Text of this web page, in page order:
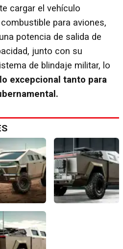
cargar el vehículo
para aviones,
potencia de salida de
junto con su
de blindaje militar, lo
excepcional tanto para